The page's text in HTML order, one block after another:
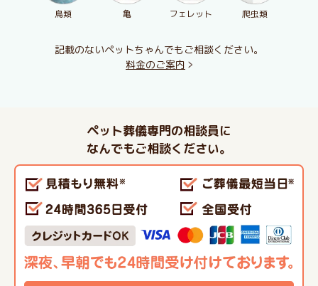
鳥類 亀 フェレット 爬虫類
記載のないペットちゃんでもご相談ください。
料金のご案内
ペット葬儀専門の相談員に
なんでもご相談ください。